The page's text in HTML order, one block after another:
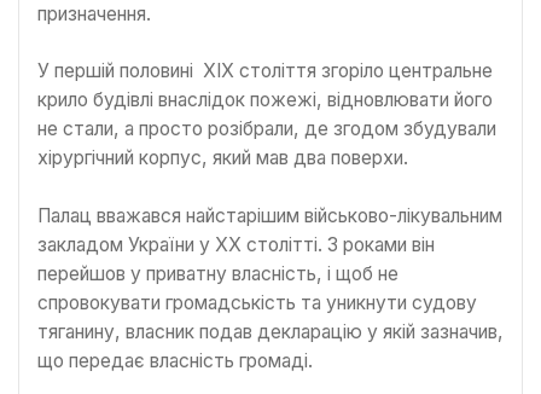
призначення.
У першій половині ХІХ століття згоріло центральне
крило будівлі внаслідок пожежі, відновлювати його
не стали, а просто розібрали, де згодом збудували
хірургічний корпус, який мав два поверхи.
Палац вважався найстарішим військово-лікувальним
закладом України у ХХ столітті. З роками він
перейшов у приватну власність, і щоб не
спровокувати громадськість та уникнути судову
тяганину, власник подав декларацію у якій зазначив,
що передає власність громаді.